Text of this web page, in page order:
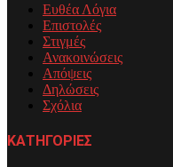
Ευθέα Λόγια
Επιστολές
Στιγμές
Ανακοινώσεις
Απόψεις
Δηλώσεις
Σχόλια
ΚΑΤΗΓΟΡΙΕΣ